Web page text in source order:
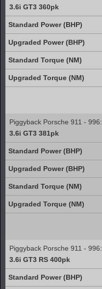
3.6i GT3 360pk
Piggyback Porsche 911 - 996:
3.6i GT3 381pk
Piggyback Porsche 911 - 996:
3.6i GT3 RS 400pk